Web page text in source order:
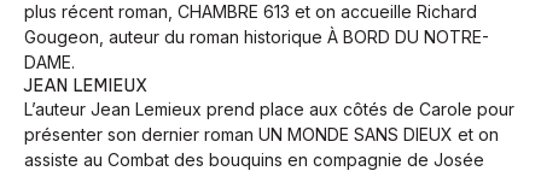
plus récent roman, CHAMBRE 613 et on accueille Richard
Gougeon, auteur du roman historique À BORD DU NOTRE-
DAME.
JEAN LEMIEUX
L’auteur Jean Lemieux prend place aux côtés de Carole pour
présenter son dernier roman UN MONDE SANS DIEUX et on
assiste au Combat des bouquins en compagnie de Josée